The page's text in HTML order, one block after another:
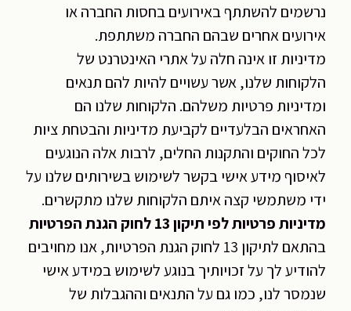
נרשמים להשתתף באירועים בחסות החברה או
אירועים אחרים שבהם החברה משתתפת.
מדיניות זו אינה חלה על אתרי האינטרנט של
הלקוחות שלנו, אשר עשויים להיות להם תנאים
ומדיניות פרטיות משלהם. הלקוחות שלנו הם
האחראים הבלעדיים לקביעת מדיניות והבטחת ציות
לכל החוקים והתקנות החלים, לרבות אלה הנוגעים
לאיסוף מידע אישי בקשר לשימוש בשירותים שלנו על
ידי משתמשי קצה איתם הלקוחות שלנו מתקשרים.
מדיניות פרטיות לפי תיקון 13 לחוק הגנת הפרטיות
בהתאם לתיקון 13 לחוק הגנת הפרטיות, אנו מחויבים
להודיע לך על זכויותיך בנוגע לשימוש במידע אישי
שנמסר לנו, כמו גם על התנאים וההגבלות של